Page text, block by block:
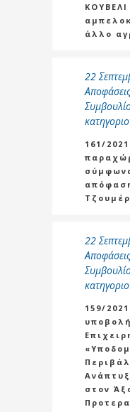
ΚΟΥΒΕΛΙ
άλλο
22
161/
22
159/
στον